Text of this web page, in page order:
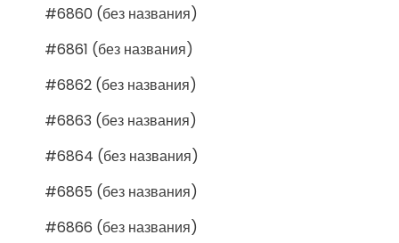
#6860 (без названия)
#6861 (без названия)
#6862 (без названия)
#6863 (без названия)
#6864 (без названия)
#6865 (без названия)
#6866 (без названия)